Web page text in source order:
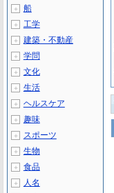
＋ 船
＋ 工学
＋ 建築・不動産
＋ 学問
＋ 文化
＋ 生活
＋ ヘルスケア
＋ 趣味
＋ スポーツ
＋ 生物
＋ 食品
＋ 人名